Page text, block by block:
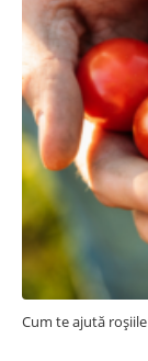
Cum te ajută